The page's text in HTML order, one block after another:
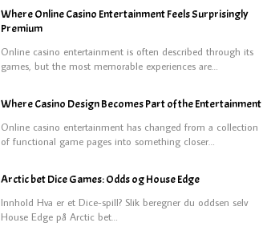
Where Online Casino Entertainment Feels Surprisingly
Premium
Online casino entertainment is often described through its
games, but the most memorable experiences are…
Where Casino Design Becomes Part of the Entertainment
Online casino entertainment has changed from a collection
of functional game pages into something closer…
Arctic bet Dice Games: Odds og House Edge
Innhold Hva er et Dice-spill? Slik beregner du oddsen selv
House Edge på Arctic bet…